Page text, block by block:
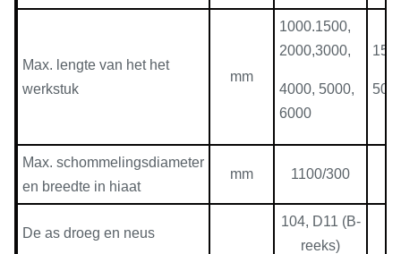
Max. lengte van het het
werkstuk
mm
1000.1500,
2000,3000,
4000, 5000,
6000
Max. schommelingsdiameter
en breedte in hiaat
mm 1100/300
De as droeg en neus
104, D11 (B-
reeks)